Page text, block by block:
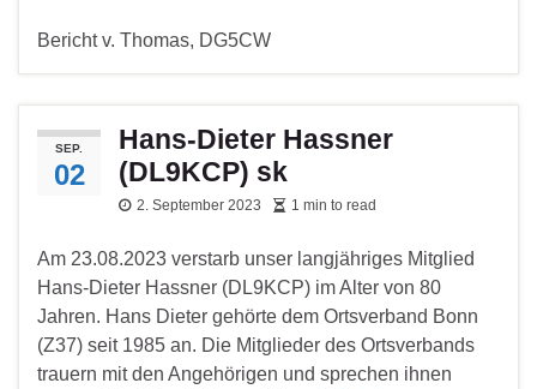
Bericht v. Thomas, DG5CW
SEP.
02
Hans-Dieter Hassner
(DL9KCP) sk
2. September 2023 1 min to read
Am 23.08.2023 verstarb unser langjähriges Mitglied
Hans-Dieter Hassner (DL9KCP) im Alter von 80
Jahren. Hans Dieter gehörte dem Ortsverband Bonn
(Z37) seit 1985 an. Die Mitglieder des Ortsverbands
trauern mit den Angehörigen und sprechen ihnen